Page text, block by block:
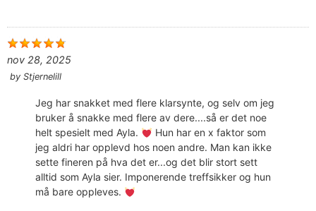
nov 28, 2025
by Stjernelill
Jeg har snakket med flere klarsynte, og selv om jeg
bruker å snakke med flere av dere....så er det noe
helt spesielt med Ayla.
Hun har en x faktor som
jeg aldri har opplevd hos noen andre. Man kan ikke
sette fineren på hva det er...og det blir stort sett
alltid som Ayla sier. Imponerende treffsikker og hun
må bare oppleves.